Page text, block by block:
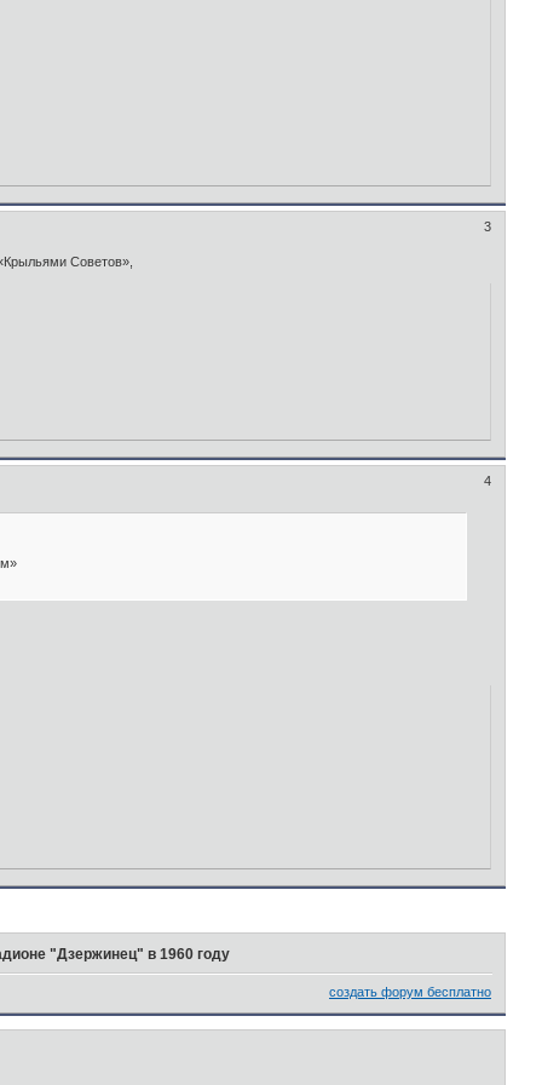
3
Советов»,
4
"Дзержинец" в 1960 году
создать форум бесплатно